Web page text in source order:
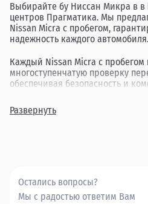
Выбирайте бу Ниссан Микра в в
центров Прагматика. Мы
Nissan Micra с пробегом,
надежность каждого автомобиля.
Каждый Nissan Micra с пробегом
многоступенчатую проверку
обеспечивая безопасность и
года выпуска, позволяя найти
каждого клиента.
Развернуть
Остались вопросы?
Мы с радостью ответим Вам